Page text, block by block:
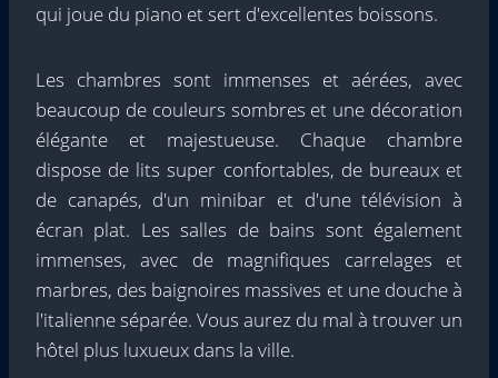
qui joue du piano et sert d'excellentes boissons.
Les chambres sont immenses et aérées, avec
beaucoup de couleurs sombres et une décoration
élégante et majestueuse. Chaque chambre
dispose de lits super confortables, de bureaux et
de canapés, d'un minibar et d'une télévision à
écran plat. Les salles de bains sont également
immenses, avec de magnifiques carrelages et
marbres, des baignoires massives et une douche à
l'italienne séparée. Vous aurez du mal à trouver un
hôtel plus luxueux dans la ville.